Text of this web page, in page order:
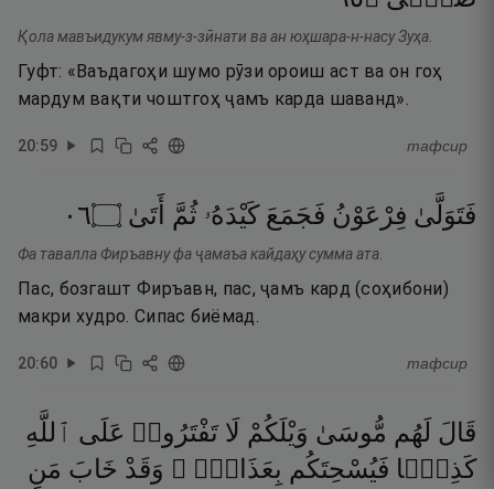
Қола мавъидукум явму-з-зӣнати ва ан юҳшара-н-насу Зуҳа.
Гуфт: «Ваъдагоҳи шумо рӯзи ороиш аст ва он гоҳ
мардум вақти чоштгоҳ ҷамъ карда шаванд».
20:59 тафсир
فَتَوَلَّىٰ فِرْعَوْنُ فَجَمَعَ كَيْدَهُۥ ثُمَّ أَتَىٰ ۝٦٠
Фа тавалла Фиръавну фа ҷамаъа кайдаҳу сумма ата.
Пас, бозгашт Фиръавн, пас, ҷамъ кард (соҳибони)
макри худро. Сипас биёмад.
20:60 тафсир
قَالَ لَهُم مُّوسَىٰ وَيْلَكُمْ لَا تَفْتَرُوا۟ عَلَى ٱللَّهِ
كَذِبًۭا فَيُسْحِتَكُم بِعَذَابٍۢ ۖ وَقَدْ خَابَ مَنِ